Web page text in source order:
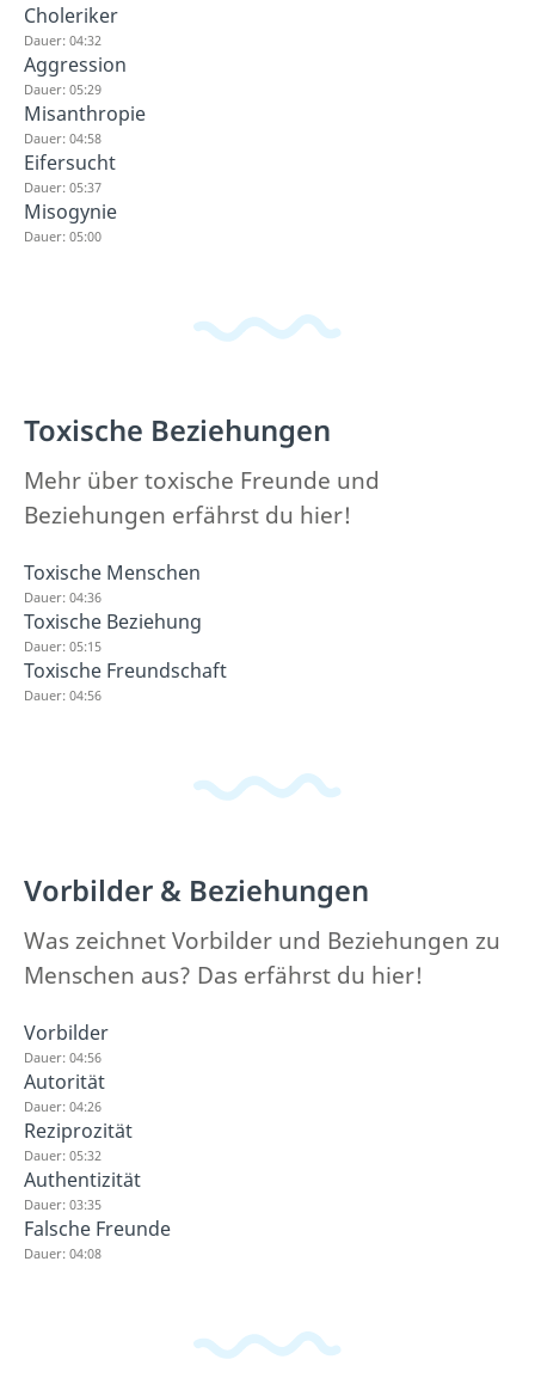
Choleriker
Dauer: 04:32
Aggression
Dauer: 05:29
Misanthropie
Dauer: 04:58
Eifersucht
Dauer: 05:37
Misogynie
Dauer: 05:00
Toxische Beziehungen
Mehr über toxische Freunde und
Beziehungen erfährst du hier!
Toxische Menschen
Dauer: 04:36
Toxische Beziehung
Dauer: 05:15
Toxische Freundschaft
Dauer: 04:56
Vorbilder & Beziehungen
Was zeichnet Vorbilder und Beziehungen zu
Menschen aus? Das erfährst du hier!
Vorbilder
Dauer: 04:56
Autorität
Dauer: 04:26
Reziprozität
Dauer: 05:32
Authentizität
Dauer: 03:35
Falsche Freunde
Dauer: 04:08